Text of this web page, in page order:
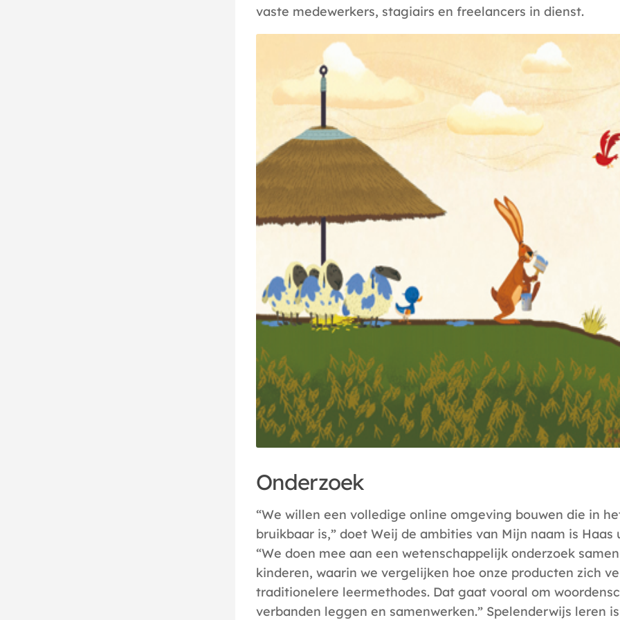
vaste medewerkers, stagiairs en freelancers in dienst.
Onderzoek
“We willen een volledige online omgeving bouwen die in
bruikbaar is,” doet Weij de ambities van Mijn naam is Haas
“We doen mee aan een wetenschappelijk onderzoek
kinderen, waarin we vergelijken hoe onze producten zich
traditionelere leermethodes. Dat gaat vooral om
verbanden leggen en samenwerken.” Spelenderwijs leren